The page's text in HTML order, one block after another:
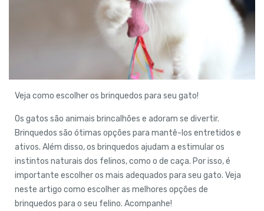
Veja como escolher os brinquedos para seu gato!
Os gatos são animais brincalhões e adoram se divertir.
Brinquedos são ótimas opções para mantê-los entretidos e
ativos. Além disso, os brinquedos ajudam a estimular os
instintos naturais dos felinos, como o de caça. Por isso, é
importante escolher os mais adequados para seu gato. Veja
neste artigo como escolher as melhores opções de
brinquedos para o seu felino. Acompanhe!